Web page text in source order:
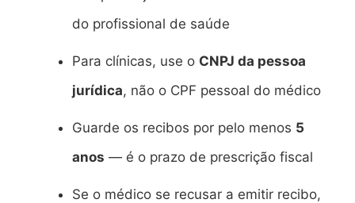
do profissional de saúde
Para clínicas, use o CNPJ da pessoa
jurídica, não o CPF pessoal do médico
Guarde os recibos por pelo menos 5
anos — é o prazo de prescrição fiscal
Se o médico se recusar a emitir recibo,